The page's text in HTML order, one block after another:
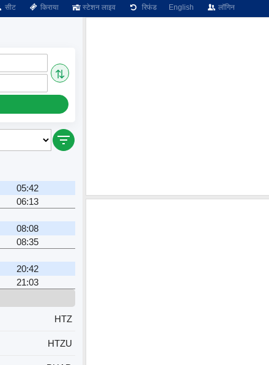
सीट किराया स्टेशन लाइव रिफंड English लॉगिन
⇅
05:42
06:13
08:08
08:35
20:42
21:03
HTZ
HTZU